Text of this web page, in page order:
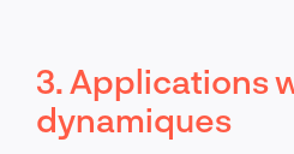
3. Applications
dynamiques